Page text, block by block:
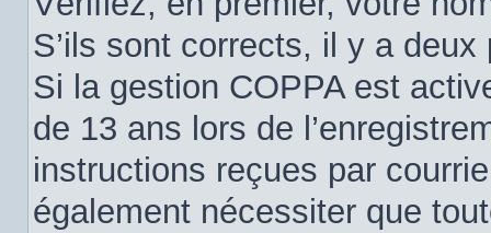
S’ils sont corrects, il y a
Si la gestion COPPA est
de 13 ans lors de
instructions reçues par
également nécessiter que